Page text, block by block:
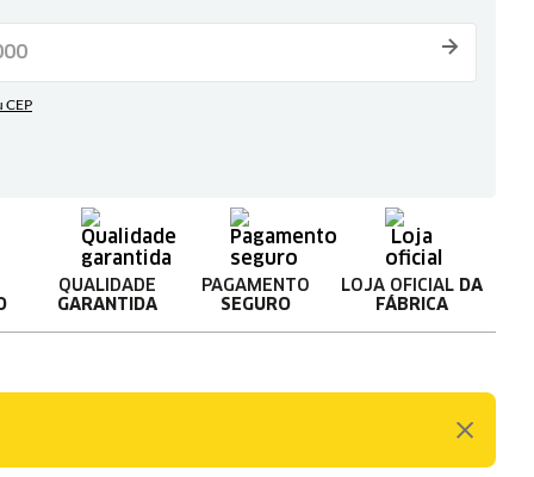
QUALIDADE
GARANTIDA
PAGAMENTO
SEGURO
LOJA OFICIAL DA
FÁBRICA